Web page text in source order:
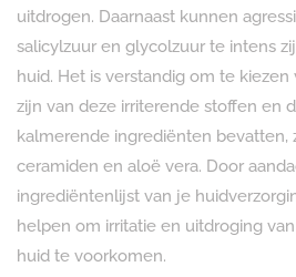
uitdrogen. Daarnaast kunnen
salicylzuur en glycolzuur te intens
huid. Het is verstandig om te
zijn van deze irriterende stoffen en
kalmerende ingrediënten bevatten,
ceramiden en aloë vera. Door
ingrediëntenlijst van je
helpen om irritatie en uitdroging
huid te voorkomen.